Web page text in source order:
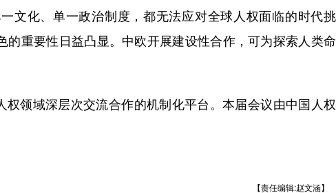
文化、单一政治制度，都无法应对全球人权面临的时代挑
重要性日益凸显。中欧开展建设性合作，可为探索人类命
领域深层次交流合作的机制化平台。本届会议由中国人权
【责任编辑:赵文涵】